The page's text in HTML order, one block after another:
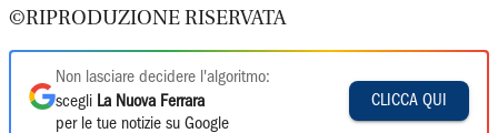
©RIPRODUZIONE RISERVATA
Non lasciare decidere l'algoritmo:
scegli La Nuova Ferrara
per le tue notizie su Google
CLICCA QUI